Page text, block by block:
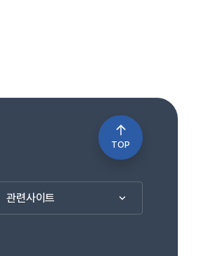
TOP
관련사이트